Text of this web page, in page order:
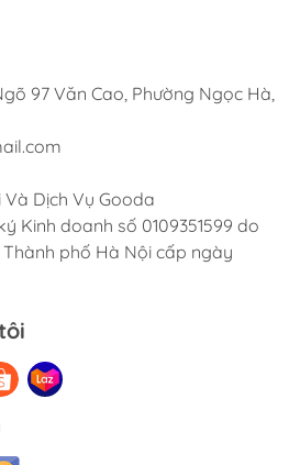
97 Văn Cao, Phường Ngọc Hà,
Dịch Vụ Gooda
Kinh doanh số 0109351599 do
phố Hà Nội cấp ngày